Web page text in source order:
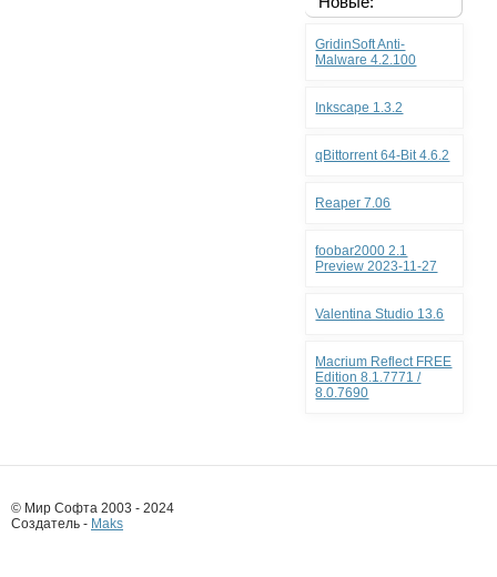
GridinSoft Anti-
Malware 4.2.100
Inkscape 1.3.2
qBittorrent 64-Bit 4.6.2
Reaper 7.06
foobar2000 2.1
Preview 2023-11-27
Valentina Studio 13.6
Macrium Reflect FREE
Edition 8.1.7771 /
8.0.7690
© Мир Софта 2003 - 2024
Создатель - Maks